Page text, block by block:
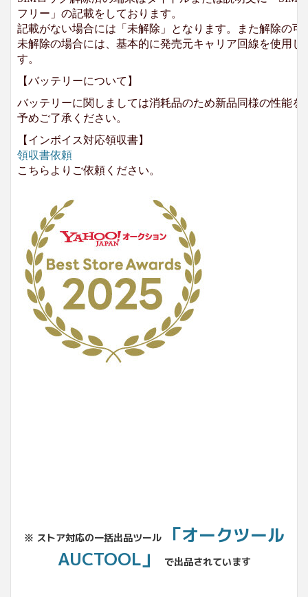
フリー」の記載をしております。
記載がない場合には「未解除」となります。また解除の可
未解除の場合には、基本的に発売元キャリア回線を使用
す。
【バッテリーについて】
バッテリーに関しましては消耗品のため新品同様の性能
予めご了承ください。
【インボイス対応領収書】
領収書依頼
こちらよりご依頼ください。
※ ストア対応の一括出品ツール
「オークツール
AUCTOOL」
で出品されています